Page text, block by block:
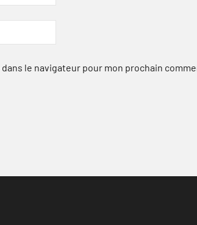
le navigateur pour mon prochain